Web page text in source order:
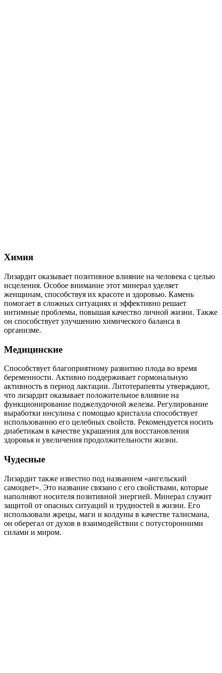
Химия
Лизардит оказывает позитивное влияние на человека с целью
исцеления. Особое внимание этот минерал уделяет
женщинам, способствуя их красоте и здоровью. Камень
помогает в сложных ситуациях и эффективно решает
интимные проблемы, повышая качество личной жизни. Также
он способствует улучшению химического баланса в
организме.
Медицинские
Способствует благоприятному развитию плода во время
беременности. Активно поддерживает гормональную
активность в период лактации. Литотерапевты утверждают,
что лизардит оказывает положительное влияние на
функционирование поджелудочной железы. Регулирование
выработки инсулина с помощью кристалла способствует
использованию его целебных свойств. Рекомендуется носить
диабетикам в качестве украшения для восстановления
здоровья и увеличения продолжительности жизни.
Чудесные
Лизардит также известно под названием «ангельский
самоцвет». Это название связано с его свойствами, которые
наполняют носителя позитивной энергией. Минерал служит
защитой от опасных ситуаций и трудностей в жизни. Его
использовали жрецы, маги и колдуны в качестве талисмана,
он оберегал от духов в взаимодействии с потусторонними
силами и миром.